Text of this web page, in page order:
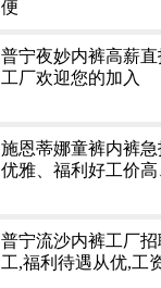
便
普宁夜妙内裤高薪
工厂欢迎您的加入
施恩蒂娜童裤内裤
优雅、福利好工价
普宁流沙内裤工厂
工,福利待遇从优,工